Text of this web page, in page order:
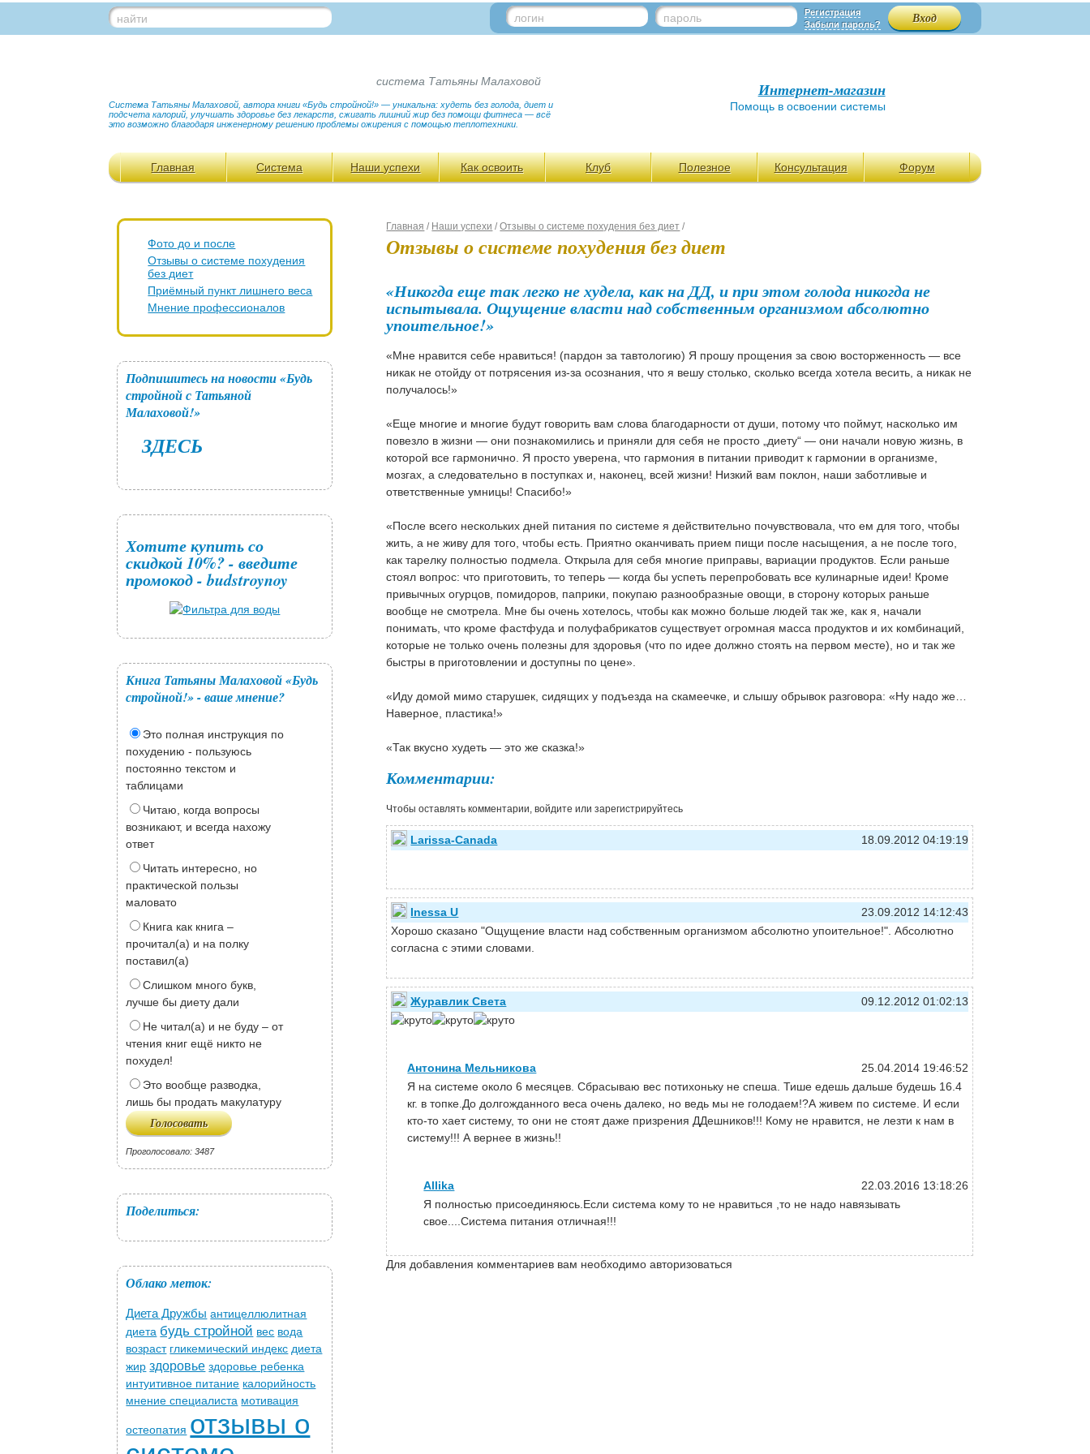
найти логин пароль
Регистрация
Забыли пароль?
система Татьяны Малаховой
Система Татьяны Малаховой, автора книги «Будь стройной!» — уникальна: худеть без голода, диет и
подсчета калорий, улучшать здоровье без лекарств, сжигать лишний жир без помощи фитнеса — всё
это возможно благодаря инженерному решению проблемы ожирения с помощью теплотехники.
Интернет-магазин
Помощь в освоении системы
Главная Система Наши успехи Как освоить Клуб Полезное Консультация Форум
Фото до и после
Отзывы о системе похудения
без диет
Приёмный пункт лишнего веса
Мнение профессионалов
Подпишитесь на новости «Будь
стройной с Татьяной
Малаховой!»
ЗДЕСЬ
Хотите купить со
скидкой 10%? - введите
промокод - budstroynoy
Книга Татьяны Малаховой «Будь
стройной!» - ваше мнение?
Это полная инструкция по
похудению - пользуюсь
постоянно текстом и
таблицами
Читаю, когда вопросы
возникают, и всегда нахожу
ответ
Читать интересно, но
практической пользы
маловато
Книга как книга –
прочитал(а) и на полку
поставил(а)
Слишком много букв,
лучше бы диету дали
Не читал(а) и не буду – от
чтения книг ещё никто не
похудел!
Это вообще разводка,
лишь бы продать макулатуру
Проголосовало: 3487
Поделиться:
Облако меток:
Диета Дружбы антицеллюлитная
диета будь стройной вес вода
возраст гликемический индекс диета
жир здоровье здоровье ребенка
интуитивное питание калорийность
мнение специалиста мотивация
остеопатия отзывы о
Главная / Наши успехи /Отзывы о системе похудения без диет /
Отзывы о системе похудения без диет
«Никогда еще так легко не худела, как на ДД, и при этом голода никогда не
испытывала. Ощущение власти над собственным организмом абсолютно
упоительное!»
«Мне нравится себе нравиться! (пардон за тавтологию) Я прошу прощения за свою восторженность ― все
никак не отойду от потрясения из-за осознания, что я вешу столько, сколько всегда хотела весить, а никак не
получалось!»
«Еще многие и многие будут говорить вам слова благодарности от души, потому что поймут, насколько им
повезло в жизни ― они познакомились и приняли для себя не просто „диету“ ― они начали новую жизнь, в
которой все гармонично. Я просто уверена, что гармония в питании приводит к гармонии в организме,
мозгах, а следовательно в поступках и, наконец, всей жизни! Низкий вам поклон, наши заботливые и
ответственные умницы! Спасибо!»
«После всего нескольких дней питания по системе я действительно почувствовала, что ем для того, чтобы
жить, а не живу для того, чтобы есть. Приятно оканчивать прием пищи после насыщения, а не после того,
как тарелку полностью подмела. Открыла для себя многие приправы, вариации продуктов. Если раньше
стоял вопрос: что приготовить, то теперь ― когда бы успеть перепробовать все кулинарные идеи! Кроме
привычных огурцов, помидоров, паприки, покупаю разнообразные овощи, в сторону которых раньше
вообще не смотрела. Мне бы очень хотелось, чтобы как можно больше людей так же, как я, начали
понимать, что кроме фастфуда и полуфабрикатов существует огромная масса продуктов и их комбинаций,
которые не только очень полезны для здоровья (что по идее должно стоять на первом месте), но и так же
быстры в приготовлении и доступны по цене».
«Иду домой мимо старушек, сидящих у подъезда на скамеечке, и слышу обрывок разговора: «Ну надо же…
Наверное, пластика!»
«Так вкусно худеть ― это же сказка!»
Комментарии:
Чтобы оставлять комментарии, войдите или зарегистрируйтесь
Larissa-Canada 18.09.2012 04:19:19
Inessa U
23.09.2012 14:12:43
Хорошо сказано "Ощущение власти над собственным организмом абсолютно упоительное!". Абсолютно
согласна с этими словами.
Журавлик Света 09.12.2012 01:02:13
Антонина Мельникова
25.04.2014 19:46:52
Я на системе около 6 месяцев. Сбрасываю вес потихоньку не спеша. Тише едешь дальше будешь 16.4
кг. в топке.До долгожданного веса очень далеко, но ведь мы не голодаем!?А живем по системе. И если
кто-то хает систему, то они не стоят даже призрения ДДешников!!! Кому не нравится, не лезти к нам в
систему!!! А вернее в жизнь!!
Allika
22.03.2016 13:18:26
Я полностью присоединяюсь.Если система кому то не нравиться ,то не надо навязывать
свое....Система питания отличная!!!
Для добавления комментариев вам необходимо авторизоваться